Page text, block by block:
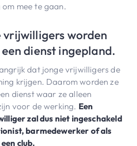
mee te gaan.
worden
dienst ingepland.
dat jonge vrijwilligers de
krijgen. Daarom worden ze
dienst waar ze alleen
voor de werking. Een
zal dus niet ingeschakeld
barmedewerker of als
club.